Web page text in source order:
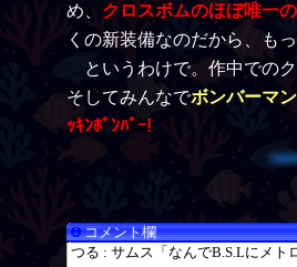
め、 クロスボムのほぼ唯一
くの新装備なのだから、も
というわけで。作中でのク
そしてみんなでボンバーマ
ｯｷﾝﾎﾞﾝﾊﾞｰ!
コメント欄